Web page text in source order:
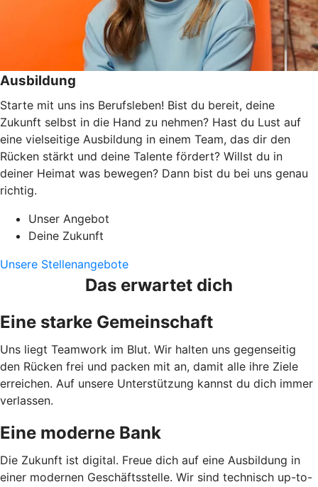
Ausbildung
Starte mit uns ins Berufsleben! Bist du bereit, deine
Zukunft selbst in die Hand zu nehmen? Hast du Lust auf
eine vielseitige Ausbildung in einem Team, das dir den
Rücken stärkt und deine Talente fördert? Willst du in
deiner Heimat was bewegen? Dann bist du bei uns genau
richtig.
Unser Angebot
Deine Zukunft
Unsere Stellenangebote
Das erwartet dich
Eine starke Gemeinschaft
Uns liegt Teamwork im Blut. Wir halten uns gegenseitig
den Rücken frei und packen mit an, damit alle ihre Ziele
erreichen. Auf unsere Unterstützung kannst du dich immer
verlassen.
Eine moderne Bank
Die Zukunft ist digital. Freue dich auf eine Ausbildung in
einer modernen Geschäftsstelle. Wir sind technisch up-to-